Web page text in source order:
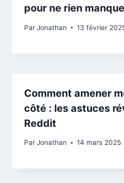
pour ne rien
ParJonathan 13 février
Comment amener
côté : les astuces
Reddit
ParJonathan 14 mars 2025